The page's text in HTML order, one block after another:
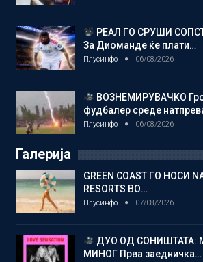
РЕАЛ ГО СРУШИ
За Диоманде ќе плати…
Плусинфо 06/08/2026
ВОЗНЕМИРУВАЧКО
фудбалер среде
Плусинфо 06/08/2026
Галерија
GREEN COAST ГО НОСИ
RESORTS ВО…
Плусинфо 07/08/2026
ДУО ОД СОНИШТАТА:
МИНОГ Прва заедничка…